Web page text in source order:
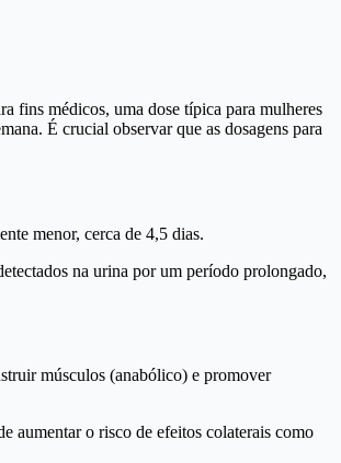
fins médicos, uma dose típica para mulheres
É crucial observar que as dosagens para
menor, cerca de 4,5 dias.
na urina por um período prolongado,
músculos (anabólico) e promover
aumentar o risco de efeitos colaterais como